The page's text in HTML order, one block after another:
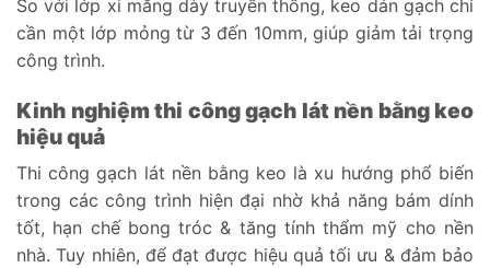
So với lớp xi măng dày truyền thống, keo dán gạch chỉ
cần một lớp mỏng từ 3 đến 10mm, giúp giảm tải trọng
công trình.
Kinh nghiệm thi công gạch lát nền bằng keo
hiệu quả
Thi công gạch lát nền bằng keo là xu hướng phổ biến
trong các công trình hiện đại nhờ khả năng bám dính
tốt, hạn chế bong tróc & tăng tính thẩm mỹ cho nền
nhà. Tuy nhiên, để đạt được hiệu quả tối ưu & đảm bảo